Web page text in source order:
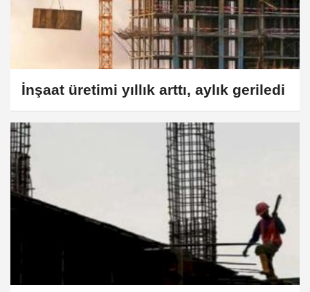
İnşaat üretimi yıllık arttı, aylık geriledi